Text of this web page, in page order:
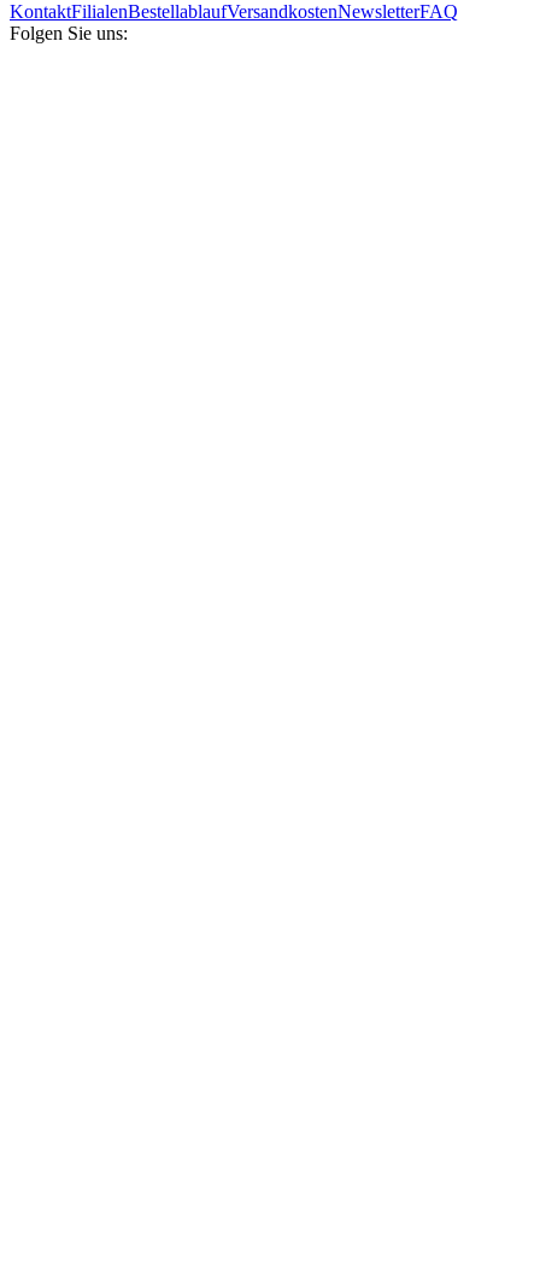
KontaktFilialenBestellablaufVersandkostenNewsletterFAQ
Folgen Sie uns: